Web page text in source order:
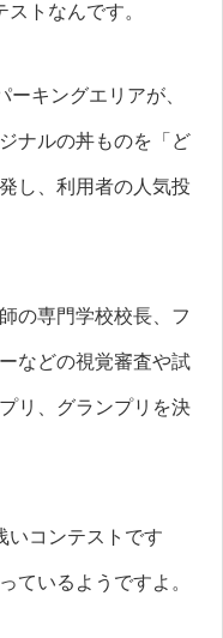
トなんです。
キングエリアが、
ナルの丼ものを「ど
し、利用者の人気投
の専門学校校長、フ
などの視覚審査や試
リ、グランプリを決
いコンテストです
ているようですよ。